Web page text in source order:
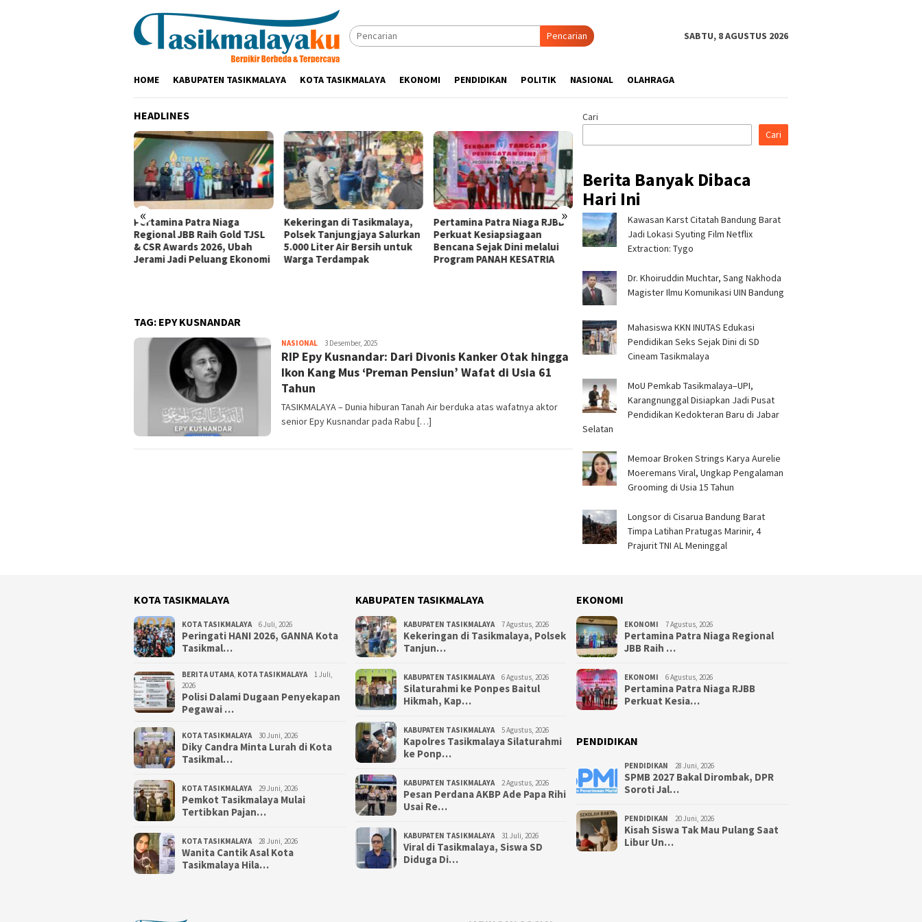
Pencarian SABTU, 8 AGUSTUS 2026
HOME KABUPATEN TASIKMALAYA KOTA TASIKMALAYA EKONOMI PENDIDIKAN POLITIK NASIONAL OLAHRAGA
HEADLINES
« »
Pertamina Patra Niaga
Regional JBB Raih Gold TJSL
& CSR Awards 2026, Ubah
Jerami Jadi Peluang Ekonomi
Kekeringan di Tasikmalaya,
Polsek Tanjungjaya Salurkan
5.000 Liter Air Bersih untuk
Warga Terdampak
Pertamina Patra Niaga RJBB
Perkuat Kesiapsiagaan
Bencana Sejak Dini melalui
Program PANAH KESATRIA
Silaturahmi ke Ponpes Baitul
Hikmah, Kapolres
Tasikmalaya Minta Dukungan
Pertamina Patra Niaga, PLN
Nusantara Power UP
bagi Anak Penyintas Gempa
di Sigi
TAG: EPY KUSNANDAR
NASIONAL Tim
Redaksi
3 Desember, 2025
RIP Epy Kusnandar: Dari Divonis Kanker Otak hingga
Ikon Kang Mus ‘Preman Pensiun’ Wafat di Usia 61
Tahun
TASIKMALAYA – Dunia hiburan Tanah Air berduka atas wafatnya aktor
senior Epy Kusnandar pada Rabu […]
Cari
Cari
Berita Banyak Dibaca
Hari Ini
Kawasan Karst Citatah Bandung Barat
Jadi Lokasi Syuting Film Netflix
Extraction: Tygo
Dr. Khoiruddin Muchtar, Sang Nakhoda
Magister Ilmu Komunikasi UIN Bandung
Mahasiswa KKN INUTAS Edukasi
Pendidikan Seks Sejak Dini di SD
Cineam Tasikmalaya
MoU Pemkab Tasikmalaya–UPI,
Karangnunggal Disiapkan Jadi Pusat
Pendidikan Kedokteran Baru di Jabar
Selatan
Memoar Broken Strings Karya Aurelie
Moeremans Viral, Ungkap Pengalaman
Grooming di Usia 15 Tahun
Longsor di Cisarua Bandung Barat
Timpa Latihan Pra­tugas Marinir, 4
Prajurit TNI AL Meninggal
KOTA TASIKMALAYA
KOTA TASIKMALAYA 6 Juli, 2026
Peringati HANI 2026, GANNA Kota
Tasikmal…
BERITA UTAMA, KOTA TASIKMALAYA
1 Juli,
2026
Polisi Dalami Dugaan Penyekapan
Pegawai …
KOTA TASIKMALAYA 30 Juni, 2026
Diky Candra Minta Lurah di Kota
Tasikmal…
KOTA TASIKMALAYA 29 Juni, 2026
Pemkot Tasikmalaya Mulai
Tertibkan Pajan…
KOTA TASIKMALAYA 28 Juni, 2026
Wanita Cantik Asal Kota
Tasikmalaya Hila…
KABUPATEN TASIKMALAYA
KABUPATEN TASIKMALAYA 7 Agustus, 2026
Kekeringan di Tasikmalaya, Polsek
Tanjun…
KABUPATEN TASIKMALAYA 6 Agustus, 2026
Silaturahmi ke Ponpes Baitul
Hikmah, Kap…
KABUPATEN TASIKMALAYA 5 Agustus, 2026
Kapolres Tasikmalaya Silaturahmi
ke Ponp…
KABUPATEN TASIKMALAYA 2 Agustus, 2026
Pesan Perdana AKBP Ade Papa Rihi
Usai Re…
KABUPATEN TASIKMALAYA 31 Juli, 2026
Viral di Tasikmalaya, Siswa SD
Diduga Di…
EKONOMI
EKONOMI 7 Agustus, 2026
Pertamina Patra Niaga Regional
JBB Raih …
EKONOMI 6 Agustus, 2026
Pertamina Patra Niaga RJBB
Perkuat Kesia…
PENDIDIKAN
PENDIDIKAN 28 Juni, 2026
SPMB 2027 Bakal Dirombak, DPR
Soroti Jal…
PENDIDIKAN 20 Juni, 2026
Kisah Siswa Tak Mau Pulang Saat
Libur Un…